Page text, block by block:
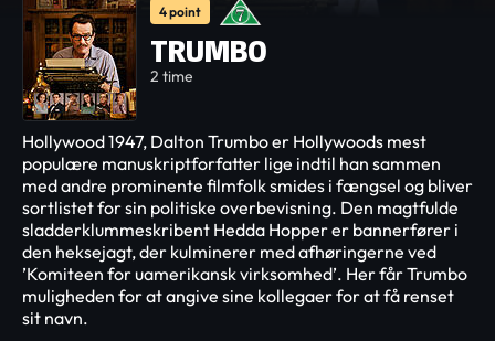
4 point
TRUMBO
2 time
Hollywood 1947, Dalton Trumbo er Hollywoods mest
populære manuskriptforfatter lige indtil han sammen
med andre prominente filmfolk smides i fængsel og bliver
sortlistet for sin politiske overbevisning. Den magtfulde
sladderklummeskribent Hedda Hopper er bannerfører i
den heksejagt, der kulminerer med afhøringerne ved
’Komiteen for uamerikansk virksomhed’. Her får Trumbo
muligheden for at angive sine kollegaer for at få renset
sit navn.